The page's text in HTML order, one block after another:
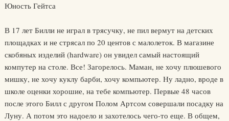
Юность Гейтса
В 17 лет Билли не играл в трясучку, не пил вермут на детских
площадках и не стрясал по 20 центов с малолеток. В магазине
скобяных изделий (hardware) он увидел самый настоящий
компутер на столе. Все! Загорелось. Маман, не хочу плюшевого
мишку, не хочу куклу барби, хочу компьютер. Ну ладно, вроде в
школе оценки хорошие, на тебе компьютер. Первые 48 часов
после этого Билл с другом Полом Артсом совершали посадку на
Луну. А потом это надоело и захотелось чего-то еще. В общем,